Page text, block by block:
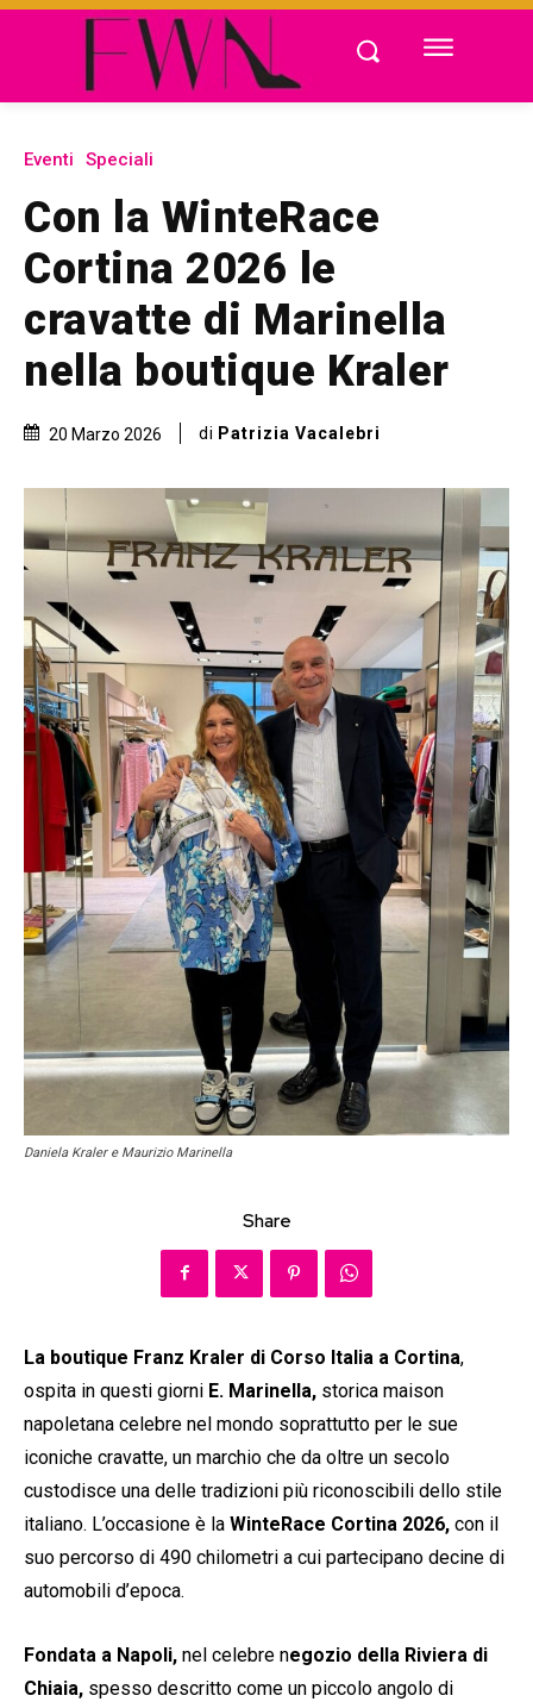
Eventi Speciali
Con la WinteRace
Cortina 2026 le
cravatte di Marinella
nella boutique Kraler
20 Marzo 2026 di Patrizia Vacalebri
Daniela Kraler e Maurizio Marinella
Share
La boutique Franz Kraler di Corso Italia a Cortina,
ospita in questi giorni E. Marinella, storica maison
napoletana celebre nel mondo soprattutto per le sue
iconiche cravatte, un marchio che da oltre un secolo
custodisce una delle tradizioni più riconoscibili dello stile
italiano. L’occasione è la WinteRace Cortina 2026, con il
suo percorso di 490 chilometri a cui partecipano decine di
automobili d’epoca.
Fondata a Napoli, nel celebre negozio della Riviera di
Chiaia, spesso descritto come un piccolo angolo di